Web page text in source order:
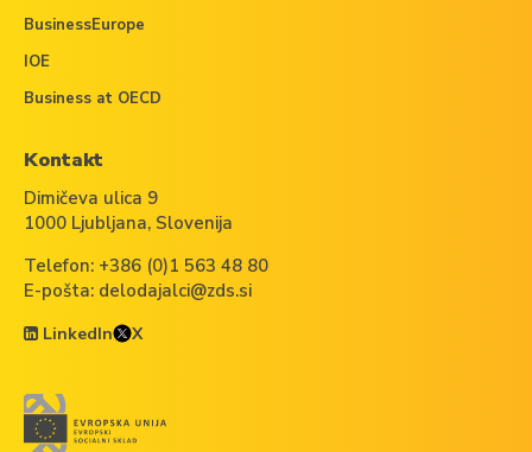
BusinessEurope
IOE
Business at OECD
Kontakt
Dimičeva ulica 9
1000 Ljubljana, Slovenija
Telefon: +386 (0)1 563 48 80
E-pošta: delodajalci@zds.si
LinkedIn X